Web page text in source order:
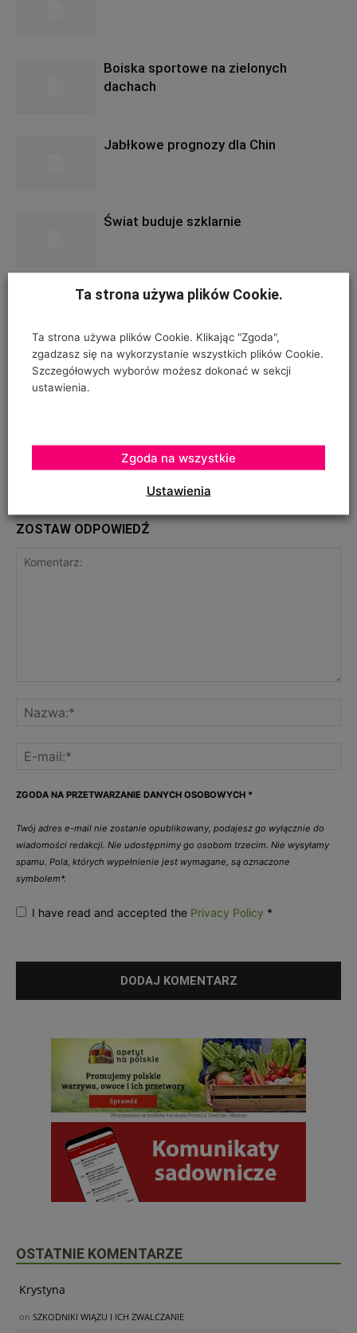
Boiska sportowe na zielonych
dachach
Jabłkowe prognozy dla Chin
Świat buduje szklarnie
Specjalna linia warzyw, owoców i
HOLENDERSKI EKSPORT DO
PODATEK ”KOMINOWY”
ZOSTAW ODPOWIEDŹ
ZGODA NA PRZETWARZANIE DANYCH OSOBOWYCH *
Twój adres e-mail nie zostanie opublikowany, podajesz go wyłącznie do
wiadomości redakcji. Nie udostępnimy go osobom trzecim. Nie wysyłamy
spamu. Pola, których wypełnienie jest wymagane, są oznaczone
symbolem*.
I have read and accepted the Privacy Policy *
OSTATNIE KOMENTARZE
Krystyna
on SZKODNIKI WIĄZU I ICH ZWALCZANIE
Ta strona używa plików Cookie.
Ta strona używa plików Cookie. Klikając "Zgoda",
zgadzasz się na wykorzystanie wszystkich plików Cookie.
Szczegółowych wyborów możesz dokonać w sekcji
ustawienia.
Ustawienia
Zgoda na wszystkie